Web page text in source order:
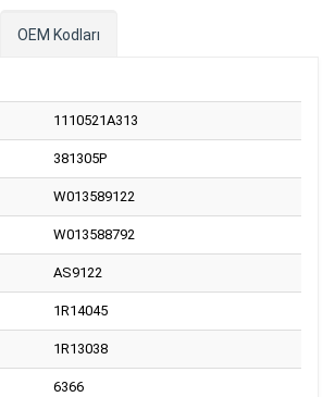
OEM Kodları
1110521A313
381305P
W013589122
W013588792
AS9122
1R14045
1R13038
6366